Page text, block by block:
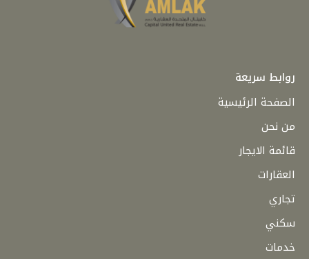
روابط سريعة
الصفحة الرئيسية
من نحن
قائمة الايجار
العقارات
تجاري
سكني
خدمات